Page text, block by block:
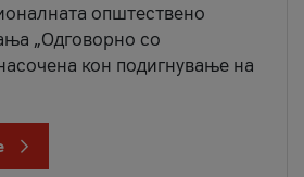
општествено
„Одговорно со
кон подигнување на